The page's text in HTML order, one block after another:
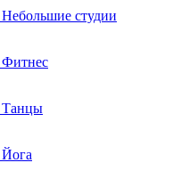
Небольшие студии
Фитнес
Танцы
Йога